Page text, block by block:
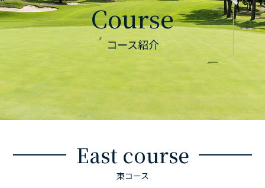
Course
コース紹介
East course
東コース